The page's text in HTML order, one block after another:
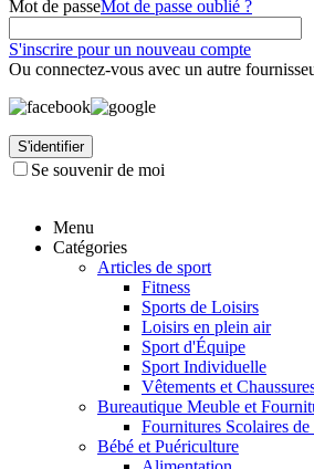
Mot de passeMot de passe oublié ?
S'inscrire pour un nouveau compte
Ou connectez-vous avec un autre
S'identifier
Se souvenir de moi
Menu
Catégories
Articles de sport
Fitness
Sports de Loisirs
Loisirs en plein air
Sport d'Équipe
Sport Individuelle
Vêtements et
Bureautique Meuble et
Fournitures Scolaires de
Bébé et Puériculture